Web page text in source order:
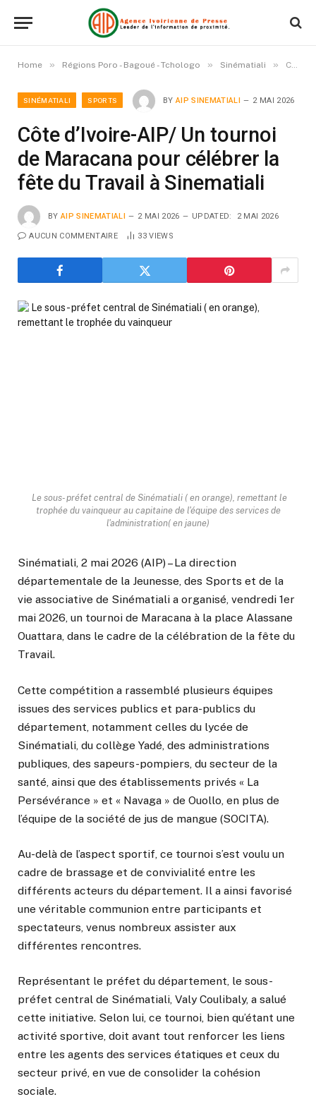
Home » Régions Poro - Bagoué - Tchologo » Sinématiali » Côte d’Ivoire-AIP/ Un tournoi de Maracana pour célébrer la fête du Travail à Sinematiali
SINÉMATIALI SPORTS BY AIP SINEMATIALI 2 MAI 2026
Côte d’Ivoire-AIP/ Un tournoi
de Maracana pour célébrer la
fête du Travail à Sinematiali
BY AIP SINEMATIALI 2 MAI 2026 UPDATED: 2 MAI 2026
AUCUN COMMENTAIRE 33VIEWS
Le sous- préfet central de Sinématiali ( en orange), remettant le
trophée du vainqueur au capitaine de l'équipe des services de
l'administration( en jaune)
Sinématiali, 2 mai 2026 (AIP) – La direction
départementale de la Jeunesse, des Sports et de la
vie associative de Sinématiali a organisé, vendredi 1er
mai 2026, un tournoi de Maracana à la place Alassane
Ouattara, dans le cadre de la célébration de la fête du
Travail.
Cette compétition a rassemblé plusieurs équipes
issues des services publics et para-publics du
département, notamment celles du lycée de
Sinématiali, du collège Yadé, des administrations
publiques, des sapeurs-pompiers, du secteur de la
santé, ainsi que des établissements privés « La
Persévérance » et « Navaga » de Ouollo, en plus de
l’équipe de la société de jus de mangue (SOCITA).
Au-delà de l’aspect sportif, ce tournoi s’est voulu un
cadre de brassage et de convivialité entre les
différents acteurs du département. Il a ainsi favorisé
une véritable communion entre participants et
spectateurs, venus nombreux assister aux
différentes rencontres.
Représentant le préfet du département, le sous-
préfet central de Sinématiali, Valy Coulibaly, a salué
cette initiative. Selon lui, ce tournoi, bien qu’étant une
activité sportive, doit avant tout renforcer les liens
entre les agents des services étatiques et ceux du
secteur privé, en vue de consolider la cohésion
sociale.